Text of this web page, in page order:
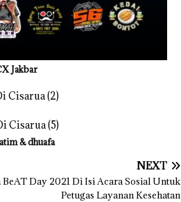
Jakbar
& dhuafa
NEXT
Day 2021 Di Isi Acara Sosial Untuk
Petugas Layanan Kesehatan